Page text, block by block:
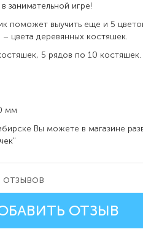
занимательной игре!
поможет выучить еще и 5
цвета деревянных костяшек.
5 рядов по 10 костяшек.
мм
Вы можете в магазине
ОТЗЫВ